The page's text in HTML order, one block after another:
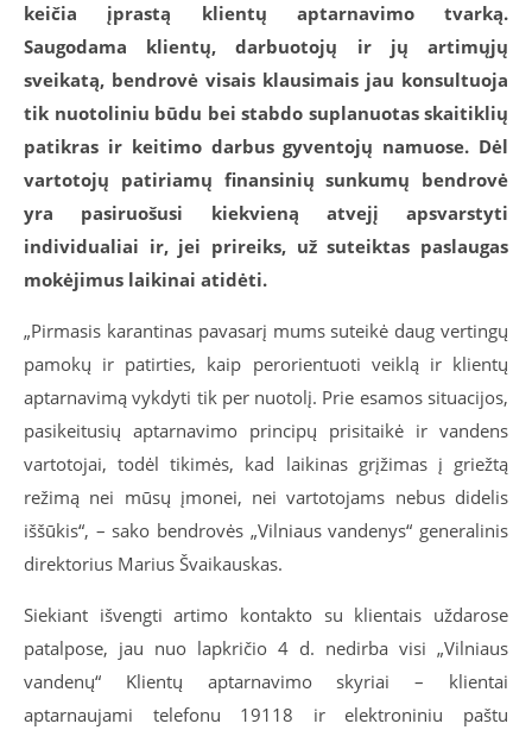
keičia įprastą klientų aptarnavimo tvarką.
Saugodama klientų, darbuotojų ir jų artimųjų
sveikatą, bendrovė visais klausimais jau konsultuoja
tik nuotoliniu būdu bei stabdo suplanuotas skaitiklių
patikras ir keitimo darbus gyventojų namuose. Dėl
vartotojų patiriamų finansinių sunkumų bendrovė
yra pasiruošusi kiekvieną atvejį apsvarstyti
individualiai ir, jei prireiks, už suteiktas paslaugas
mokėjimus laikinai atidėti.
„Pirmasis karantinas pavasarį mums suteikė daug vertingų
pamokų ir patirties, kaip perorientuoti veiklą ir klientų
aptarnavimą vykdyti tik per nuotolį. Prie esamos situacijos,
pasikeitusių aptarnavimo principų prisitaikė ir vandens
vartotojai, todėl tikimės, kad laikinas grįžimas į griežtą
režimą nei mūsų įmonei, nei vartotojams nebus didelis
iššūkis“, – sako bendrovės „Vilniaus vandenys“ generalinis
direktorius Marius Švaikauskas.
Siekiant išvengti artimo kontakto su klientais uždarose
patalpose, jau nuo lapkričio 4 d. nedirba visi „Vilniaus
vandenų“ Klientų aptarnavimo skyriai – klientai
aptarnaujami telefonu 19118 ir elektroniniu paštu